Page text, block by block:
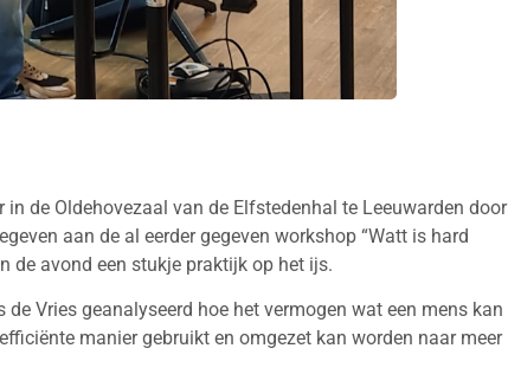
de Oldehovezaal van de Elfstedenhal te Leeuwarden door
aan de al eerder gegeven workshop “Watt is hard
de avond een stukje praktijk op het ijs.
Vries geanalyseerd hoe het vermogen wat een mens kan
manier gebruikt en omgezet kan worden naar meer